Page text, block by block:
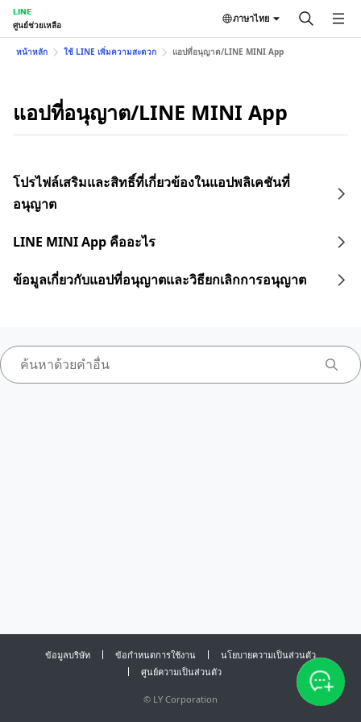
LINE
ศูนย์ช่วยเหลือ
ภาษาไทย
หน้าหลัก ใช้ LINE เพิ่มความสะดวก แอปที่อนุญาต/LINE MINI App
แอปที่อนุญาต/LINE MINI App
โปรไฟล์เสริมและสิทธิ์ที่เกี่ยวข้องในแอปพลิเคชันที่
อนุญาต
LINE MINI App คืออะไร
ข้อมูลเกี่ยวกับแอปที่อนุญาตและวิธียกเลิกการอนุญาต
ข้อมูลบริษัท ข้อกำหนดการใช้งาน
นโยบายความเป็นส่วนตัว
ศูนย์ความเป็นส่วนตัว
© LY Corporation